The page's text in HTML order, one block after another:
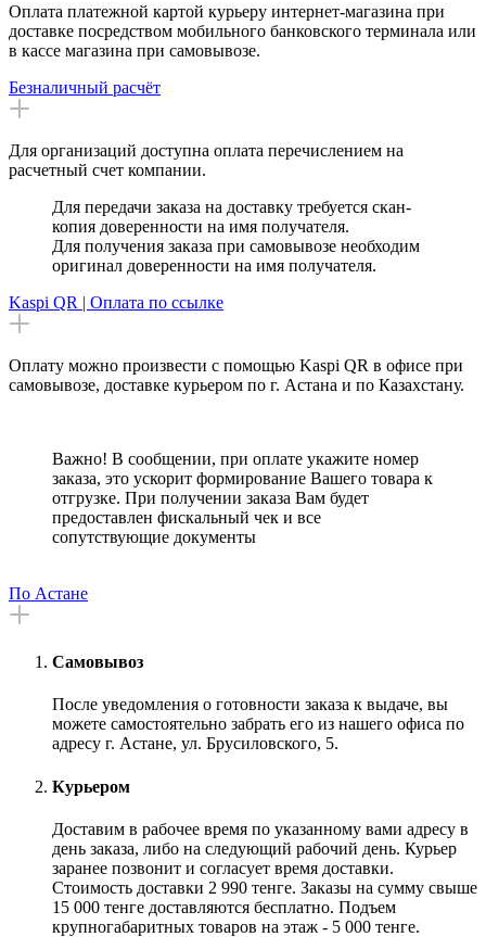
Оплата платежной картой курьеру интернет-магазина при
доставке посредством мобильного банковского терминала или
в кассе магазина при самовывозе.
Безналичный расчёт
Для организаций доступна оплата перечислением на
расчетный счет компании.
Для передачи заказа на доставку требуется скан-
копия доверенности на имя получателя.
Для получения заказа при самовывозе необходим
оригинал доверенности на имя получателя.
Kaspi QR | Оплата по ссылке
Оплату можно произвести с помощью Kaspi QR в офисе при
самовывозе, доставке курьером по г. Астана и по Казахстану.
Важно! В сообщении, при оплате укажите номер
заказа, это ускорит формирование Вашего товара к
отгрузке. При получении заказа Вам будет
предоставлен фискальный чек и все
сопутствующие документы
По Астане
Самовывоз
После уведомления о готовности заказа к выдаче, вы
можете самостоятельно забрать его из нашего офиса по
адресу г. Астане, ул. Брусиловского, 5.
Курьером
Доставим в рабочее время по указанному вами адресу в
день заказа, либо на следующий рабочий день. Курьер
заранее позвонит и согласует время доставки.
Стоимость доставки 2 990 тенге. Заказы на сумму свыше
15 000 тенге доставляются бесплатно. Подъем
крупногабаритных товаров на этаж - 5 000 тенге.